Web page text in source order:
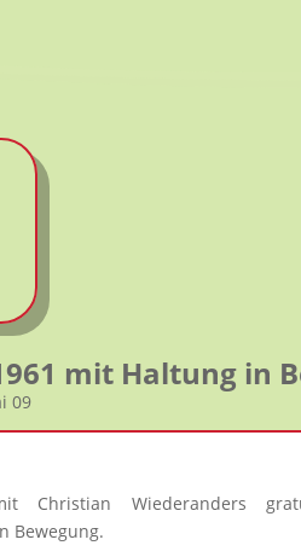
mit Haltung in
09
Christian Wiederanders
Bewegung.